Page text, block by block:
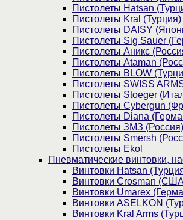
Пистолеты Hatsan
Пистолеты Kral (Турция)
Пистолеты DAISY
Пистолеты Sig Sauer
Пистолеты Аникс
Пистолеты Ataman
Пистолеты BLOW
Пистолеты SWISS
Пистолеты Stoeger
Пистолеты Cybergun
Пистолеты Diana
Пистолеты ЗМЗ (Россия)
Пистолеты Smersh
Пистолеты Ekol
Пневматические винтовки,
Винтовки Hatsan
Винтовки Crosman
Винтовки Umarex
Винтовки ASELKON
Винтовки Kral Arms